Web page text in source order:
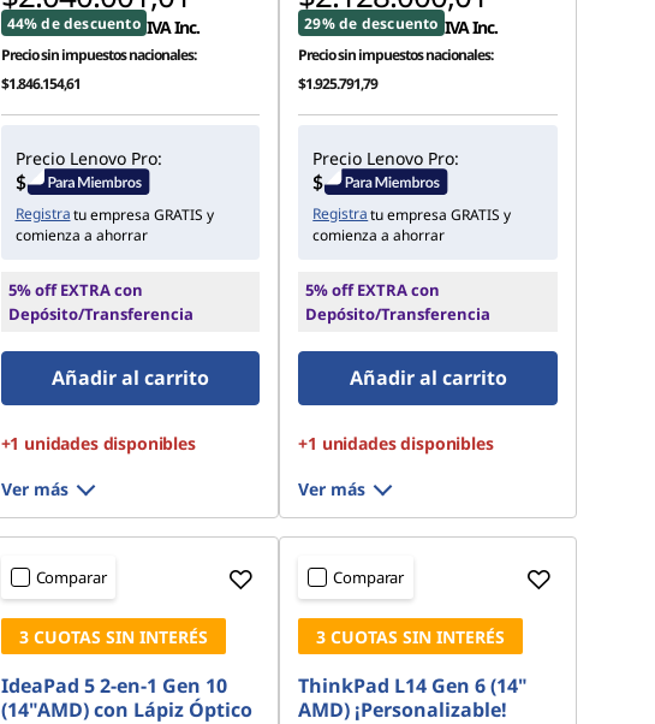
44% de descuento IVA Inc.
Precio sin impuestos nacionales:
$1.846.154,61
Precio Lenovo Pro:
Registratu empresa GRATIS y
comienza a ahorrar
5% off EXTRA con
Depósito/Transferencia
Añadir al carrito
+1 unidades disponibles
Ver más
29% de descuento IVA Inc.
Precio sin impuestos nacionales:
$1.925.791,79
Precio Lenovo Pro:
Registratu empresa GRATIS y
comienza a ahorrar
5% off EXTRA con
Depósito/Transferencia
Añadir al carrito
+1 unidades disponibles
Ver más
Comparar
3 CUOTAS SIN INTERÉS
IdeaPad 5 2-en-1 Gen 10
(14"AMD) con Lápiz Óptico
Comparar
3 CUOTAS SIN INTERÉS
ThinkPad L14 Gen 6 (14"
AMD) ¡Personalizable!